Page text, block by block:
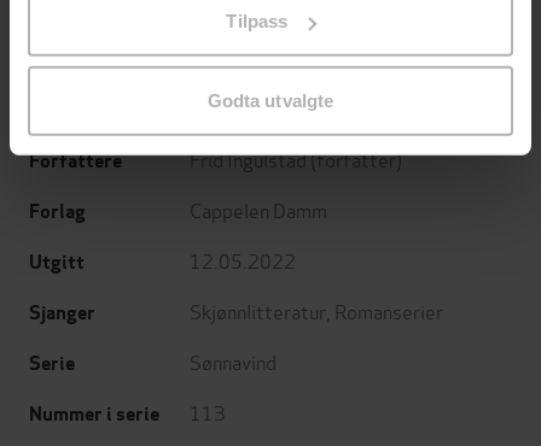
Tilpass
Godta utvalgte
Forfattere Frid Ingulstad(forfatter)
Forlag Cappelen Damm
Utgitt 12.05.2022
Sjanger Skjønnlitteratur Romanserier
Serie Sønnavind
Nummer i serie 113